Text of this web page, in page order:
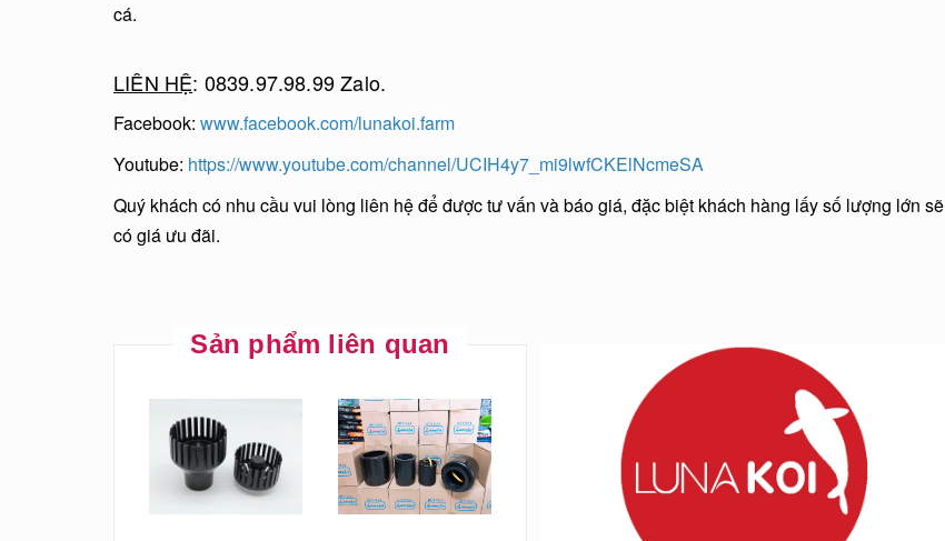
cá.
LIÊN HỆ: 0839.97.98.99 Zalo.
Facebook: www.facebook.com/lunakoi.farm
Youtube: https://www.youtube.com/channel/UCIH4y7_mi9lwfCKElNcmeSA
Quý khách có nhu cầu vui lòng liên hệ để được tư vấn và báo giá, đặc biệt khách hàng lấy số lượng lớn sẽ
có giá ưu đãi.
Sản phẩm liên quan